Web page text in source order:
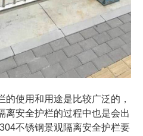
使用和用途是比较广泛的，
离安全护栏的过程中也是会出
不锈钢景观隔离安全护栏要